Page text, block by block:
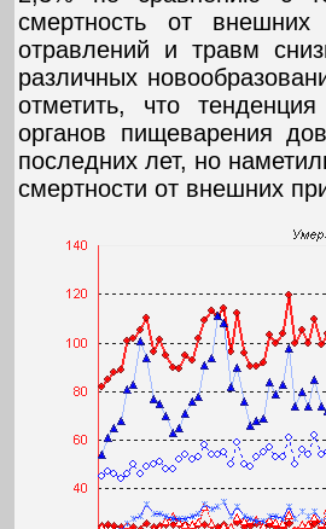
смертность от
отравлений и травм
различных
отметить, что
органов пищеварения
последних лет, но
смертности от внешних